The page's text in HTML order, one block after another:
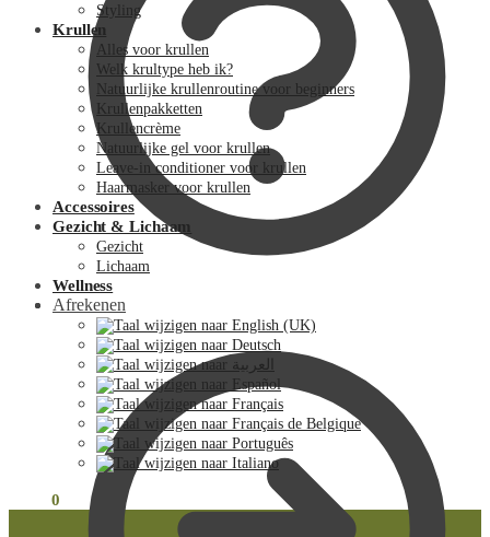
Afrekenen
Styling
Krullen
Alles voor krullen
Welk krultype heb ik?
Natuurlijke krullenroutine voor beginners
Krullenpakketten
Krullencrème
Natuurlijke gel voor krullen
Leave-in conditioner voor krullen
Haarmasker voor krullen
Accessoires
Gezicht & Lichaam
Gezicht
Lichaam
Wellness
0